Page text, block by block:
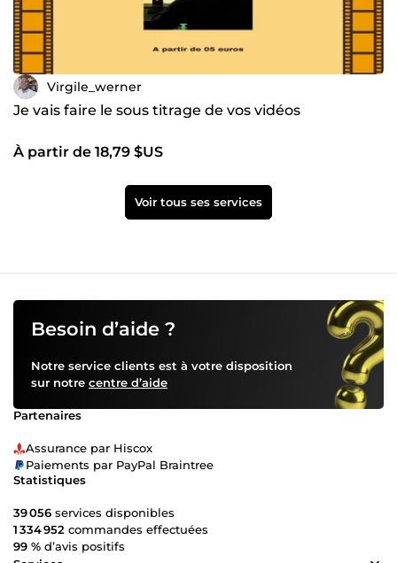
Virgile_werner
Je vais faire le sous titrage de vos vidéos
À partir de 18,79 $US
Voir tous ses services
Besoin d’aide ?
Notre service clients est à votre disposition
sur notre centre d’aide
Partenaires
Assurance par Hiscox
Paiements par PayPal Braintree
Statistiques
39 056 services disponibles
1 334 952 commandes effectuées
99 % d’avis positifs